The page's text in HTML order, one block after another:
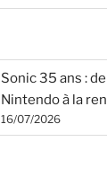
Sonic 35 ans :
Nintendo à la
16/07/2026